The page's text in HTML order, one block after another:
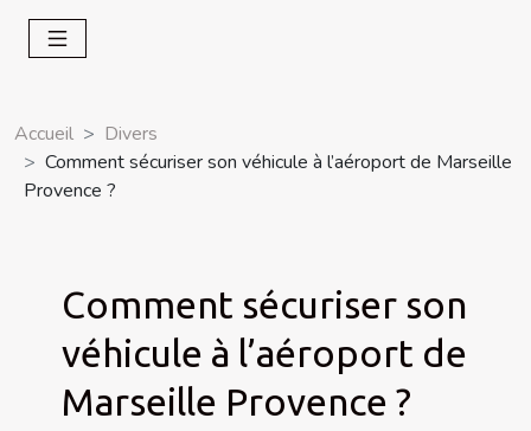
Accueil
Divers
Comment sécuriser son véhicule à l’aéroport de Marseille
Provence ?
Comment sécuriser son
véhicule à l’aéroport de
Marseille Provence ?